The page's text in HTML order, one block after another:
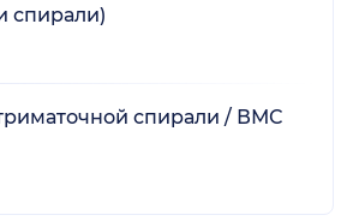
спирали)
спирали / ВМС